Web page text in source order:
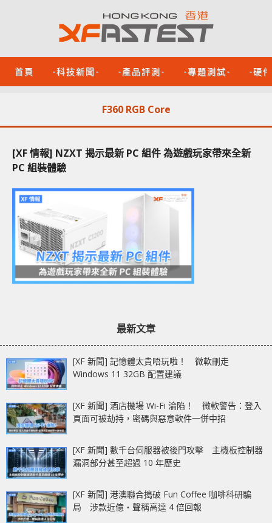
首頁 -科技新聞- -產品評測- -專題測試- -硬
F360 RGB Core
[XF 情報] NZXT 揭示最新 PC 組件 為遊戲玩家帶來全新
PC 組裝體驗
最新文章
[XF 新聞] 記憶體太貴唔玩啦！ 微軟刪走
Windows 11 32GB 配置建議
[XF 新聞] 酒店機場 Wi-Fi 淪陷！ 微軟警告：登入
頁面可被劫持，密碼與惡意軟件一併中招
[XF 新聞] 數千台伺服器被後門攻擊 主機板控制器
漏洞部分甚至超過 10 年歷史
[XF 新聞] 港澳聯合搗破 Fun Coffee 咖啡科研騙
局 涉款近億‧聲稱高達 4 倍回報